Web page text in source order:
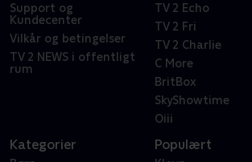
Support og
Kundecenter
Vilkår og betingelser
TV 2 NEWS i offentligt
rum
TV 2 Echo
TV 2 Fri
TV 2 Charlie
C More
BritBox
SkyShowtime
Oiii
Kategorier Populært